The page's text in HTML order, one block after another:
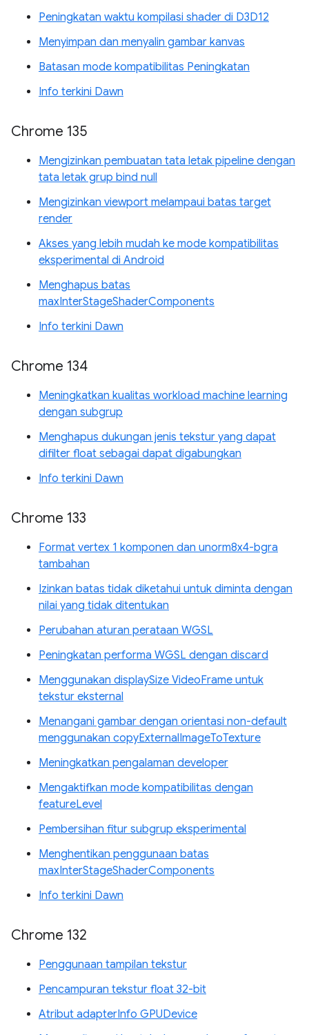
Peningkatan waktu kompilasi shader di D3D12
Menyimpan dan menyalin gambar kanvas
Batasan mode kompatibilitas Peningkatan
Info terkini Dawn
Chrome 135
Mengizinkan pembuatan tata letak pipeline dengan
tata letak grup bind null
Mengizinkan viewport melampaui batas target
render
Akses yang lebih mudah ke mode kompatibilitas
eksperimental di Android
Menghapus batas
maxInterStageShaderComponents
Info terkini Dawn
Chrome 134
Meningkatkan kualitas workload machine learning
dengan subgrup
Menghapus dukungan jenis tekstur yang dapat
difilter float sebagai dapat digabungkan
Info terkini Dawn
Chrome 133
Format vertex 1 komponen dan unorm8x4-bgra
tambahan
Izinkan batas tidak diketahui untuk diminta dengan
nilai yang tidak ditentukan
Perubahan aturan perataan WGSL
Peningkatan performa WGSL dengan discard
Menggunakan displaySize VideoFrame untuk
tekstur eksternal
Menangani gambar dengan orientasi non-default
menggunakan copyExternalImageToTexture
Meningkatkan pengalaman developer
Mengaktifkan mode kompatibilitas dengan
featureLevel
Pembersihan fitur subgrup eksperimental
Menghentikan penggunaan batas
maxInterStageShaderComponents
Info terkini Dawn
Chrome 132
Penggunaan tampilan tekstur
Pencampuran tekstur float 32-bit
Atribut adapterInfo GPUDevice